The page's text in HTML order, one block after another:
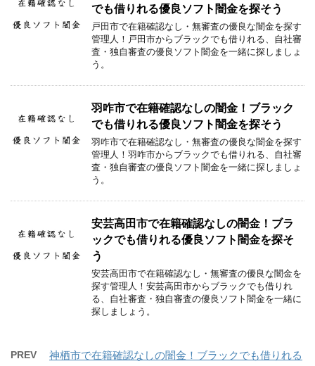
でも借りれる優良ソフト闇金を探そう
戸田市で在籍確認なし・無審査の優良な闇金を探す
管理人！戸田市からブラックでも借りれる、自社審
査・独自審査の優良ソフト闇金を一緒に探しましょ
う。
羽咋市で在籍確認なしの闇金！ブラック
でも借りれる優良ソフト闇金を探そう
羽咋市で在籍確認なし・無審査の優良な闇金を探す
管理人！羽咋市からブラックでも借りれる、自社審
査・独自審査の優良ソフト闇金を一緒に探しましょ
う。
安芸高田市で在籍確認なしの闇金！ブラ
ックでも借りれる優良ソフト闇金を探そ
う
安芸高田市で在籍確認なし・無審査の優良な闇金を
探す管理人！安芸高田市からブラックでも借りれ
る、自社審査・独自審査の優良ソフト闇金を一緒に
探しましょう。
PREV
神栖市で在籍確認なしの闇金！ブラックでも借りれる